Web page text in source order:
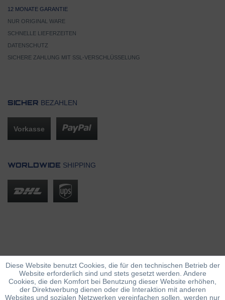
12 MONATE GARANTIE
NUR ORIGINAL WARE
SCHNELLE LIEFERZEITEN
DATENSCHUTZ
SICHERE ZAHLUNG MIT SSL-VERSCHLÜSSELUNG
SICHER BEZAHLEN
Vorkasse
WORLDWIDE SHIPPING
Diese Website benutzt Cookies, die für den technischen Betrieb der
Website erforderlich sind und stets gesetzt werden. Andere
Cookies, die den Komfort bei Benutzung dieser Website erhöhen,
der Direktwerbung dienen oder die Interaktion mit anderen
Websites und sozialen Netzwerken vereinfachen sollen, werden nur